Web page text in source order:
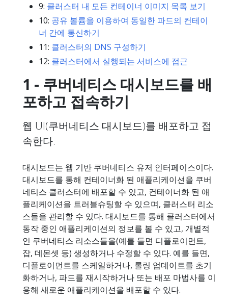
9: 클러스터 내 모든 컨테이너 이미지 목록 보기
10: 공유 볼륨을 이용하여 동일한 파드의 컨테이
너 간에 통신하기
11: 클러스터의 DNS 구성하기
12: 클러스터에서 실행되는 서비스에 접근
1 - 쿠버네티스 대시보드를 배
포하고 접속하기
웹 UI(쿠버네티스 대시보드)를 배포하고 접
속한다.
대시보드는 웹 기반 쿠버네티스 유저 인터페이스이다.
대시보드를 통해 컨테이너화 된 애플리케이션을 쿠버
네티스 클러스터에 배포할 수 있고, 컨테이너화 된 애
플리케이션을 트러블슈팅할 수 있으며, 클러스터 리소
스들을 관리할 수 있다. 대시보드를 통해 클러스터에서
동작 중인 애플리케이션의 정보를 볼 수 있고, 개별적
인 쿠버네티스 리소스들을(예를 들면 디플로이먼트,
잡, 데몬셋 등) 생성하거나 수정할 수 있다. 예를 들면,
디플로이먼트를 스케일하거나, 롤링 업데이트를 초기
화하거나, 파드를 재시작하거나 또는 배포 마법사를 이
용해 새로운 애플리케이션을 배포할 수 있다.